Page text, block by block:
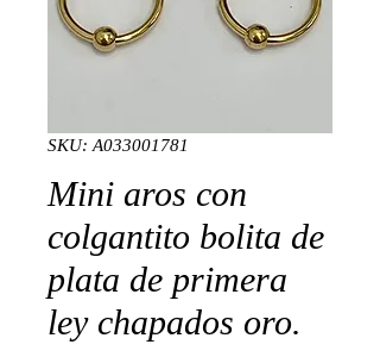
SKU: A033001781
Mini aros con
colgantito bolita de
plata de primera
ley chapados oro.